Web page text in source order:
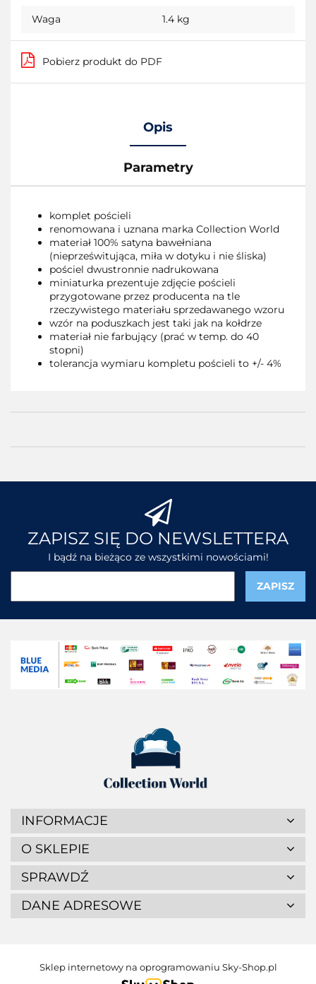
Waga 1.4 kg
Pobierz produkt do PDF
Opis
Parametry
komplet pościeli
renomowana i uznana marka Collection World
materiał 100% satyna bawełniana
(nieprześwitująca, miła w dotyku i nie śliska)
pościel dwustronnie nadrukowana
miniaturka prezentuje zdjęcie pościeli
przygotowane przez producenta na tle
rzeczywistego materiału sprzedawanego wzoru
wzór na poduszkach jest taki jak na kołdrze
materiał nie farbujący (prać w temp. do 40
stopni)
tolerancja wymiaru kompletu pościeli to +/- 4%
ZAPISZ SIĘ DO NEWSLETTERA
I bądź na bieżąco ze wszystkimi nowościami!
INFORMACJE
O SKLEPIE
SPRAWDŹ
DANE ADRESOWE
Sklep internetowy na oprogramowaniu Sky-Shop.pl